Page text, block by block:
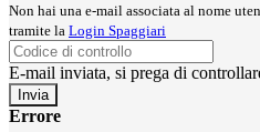
Non hai una e-mail associata al nome
tramite la Login Spaggiari
E-mail inviata, si prega di
Errore